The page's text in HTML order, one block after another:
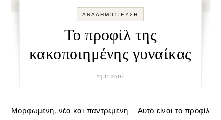
ΑΝΑΔΗΜΟΣΊΕΥΣΗ
Το προφίλ της
κακοποιημένης γυναίκας
25.11.2016
Μορφωμένη, νέα και παντρεμένη – Αυτό είναι το προφίλ